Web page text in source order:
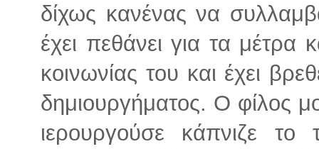
δίχως κανένας να
έχει πεθάνει για τα μέτρα
κοινωνίας του και έχει
δημιουργήματος. Ο φίλος
ιερουργούσε κάπνιζε το